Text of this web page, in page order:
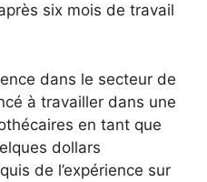
six mois de travail
dans le secteur de
à travailler dans une
en tant que
dollars
de l’expérience sur